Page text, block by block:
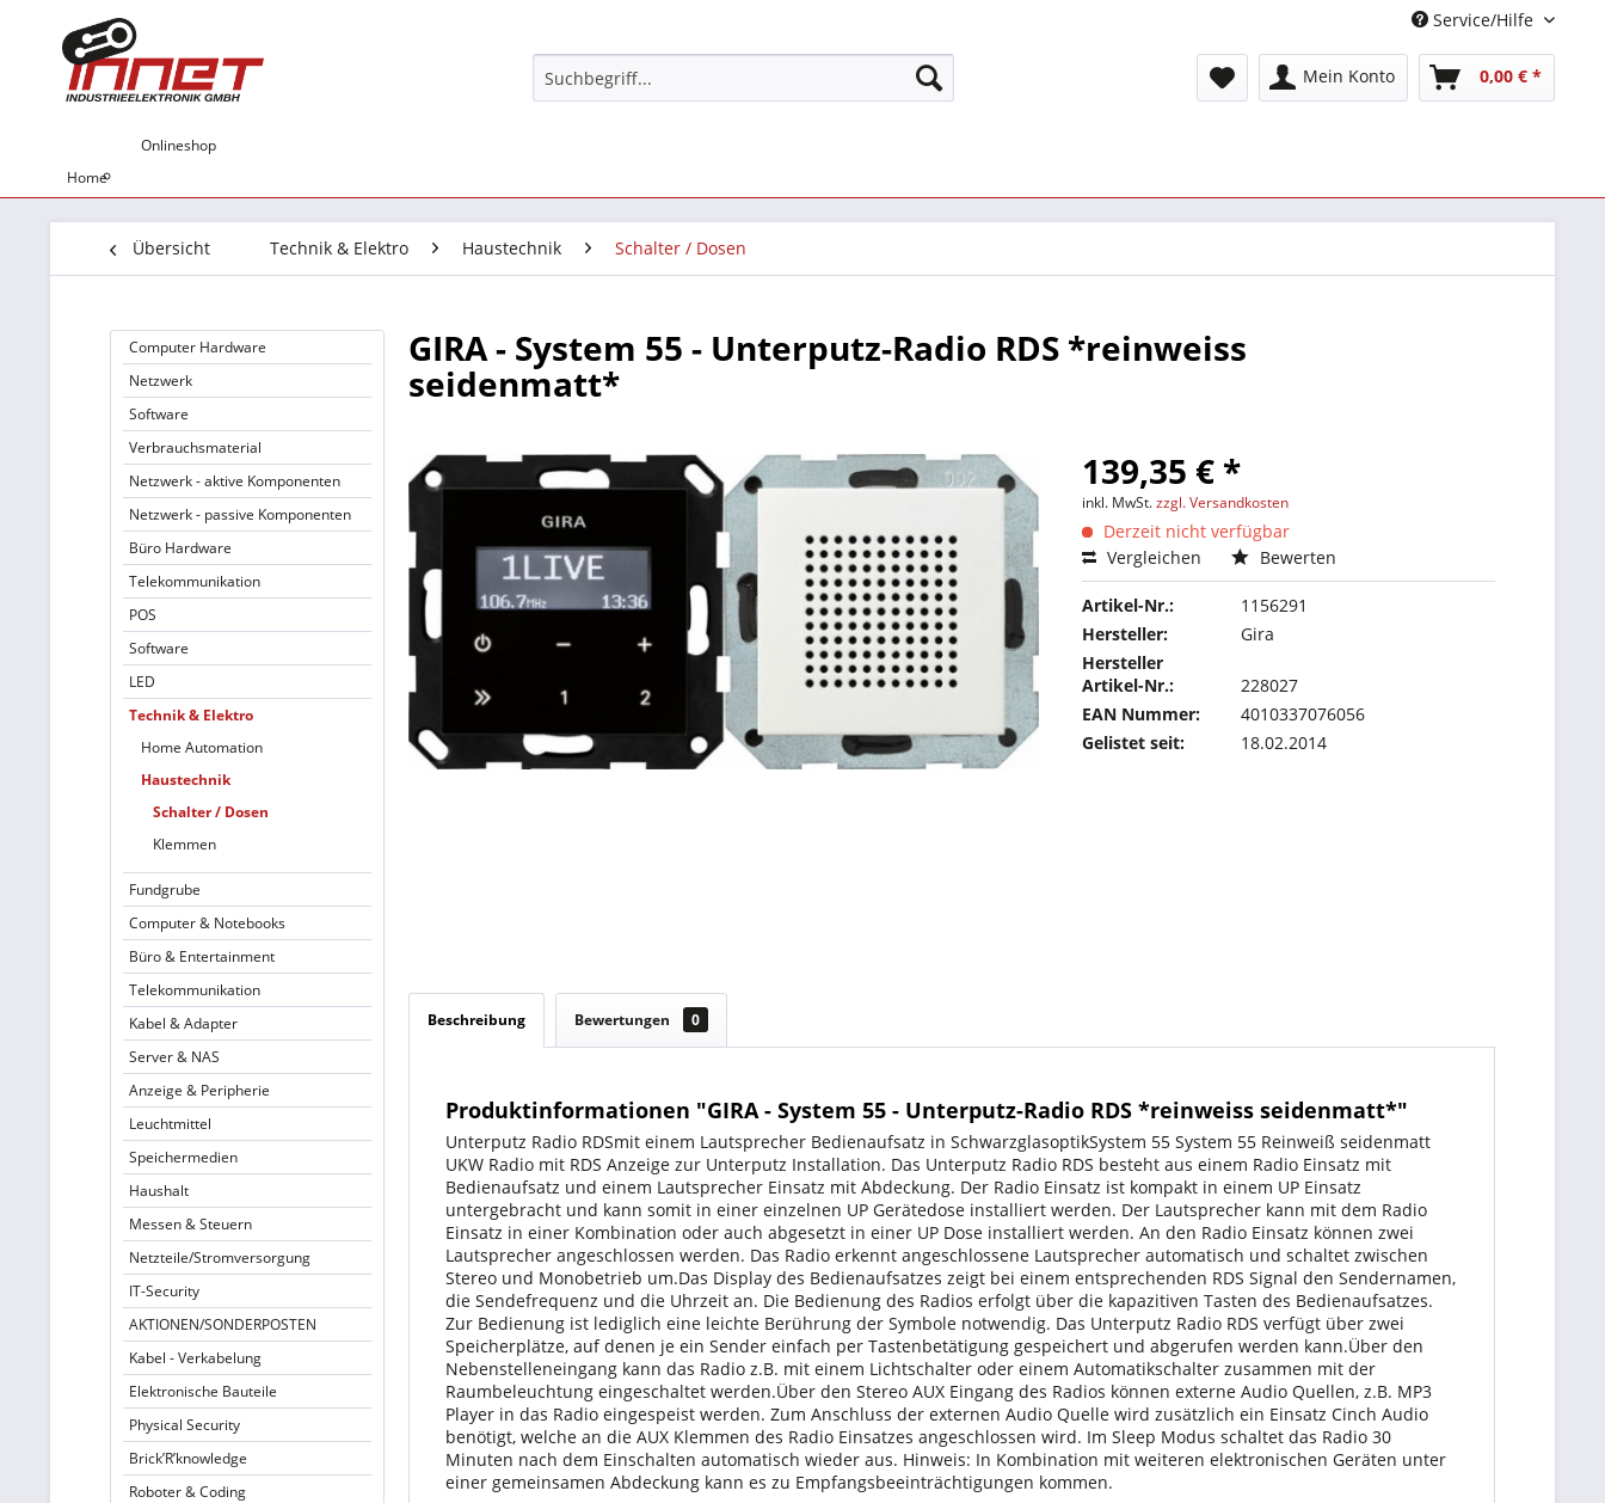
Service/Hilfe
Mein Konto 0,00 € *
Home
Onlineshop
Übersicht Technik & Elektro Haustechnik Schalter / Dosen
Computer Hardware
Netzwerk
Software
Verbrauchsmaterial
Netzwerk - aktive Komponenten
Netzwerk - passive Komponenten
Büro Hardware
Telekommunikation
POS
Software
LED
Technik & Elektro
Home Automation
Haustechnik
Schalter / Dosen
Klemmen
Fundgrube
Computer & Notebooks
Büro & Entertainment
Telekommunikation
Kabel & Adapter
Server & NAS
Anzeige & Peripherie
Leuchtmittel
Speichermedien
Haushalt
Messen & Steuern
Netzteile/Stromversorgung
IT-Security
AKTIONEN/SONDERPOSTEN
Kabel - Verkabelung
Elektronische Bauteile
Physical Security
Brick’R’knowledge
Roboter & Coding
GIRA - System 55 - Unterputz-Radio RDS *reinweiss
seidenmatt*
139,35 € *
inkl. MwSt.zzgl. Versandkosten
Derzeit nicht verfügbar
Vergleichen
Bewerten
Artikel-Nr.:
1156291
Hersteller:
Gira
Hersteller
Artikel-Nr.:
228027
EAN Nummer:
4010337076056
Gelistet seit:
18.02.2014
Beschreibung Bewertungen 0
Produktinformationen "GIRA - System 55 - Unterputz-Radio RDS *reinweiss seidenmatt*"
Unterputz Radio RDSmit einem Lautsprecher Bedienaufsatz in SchwarzglasoptikSystem 55 System 55 Reinweiß seidenmatt
UKW Radio mit RDS Anzeige zur Unterputz Installation. Das Unterputz Radio RDS besteht aus einem Radio Einsatz mit
Bedienaufsatz und einem Lautsprecher Einsatz mit Abdeckung. Der Radio Einsatz ist kompakt in einem UP Einsatz
untergebracht und kann somit in einer einzelnen UP Gerätedose installiert werden. Der Lautsprecher kann mit dem Radio
Einsatz in einer Kombination oder auch abgesetzt in einer UP Dose installiert werden. An den Radio Einsatz können zwei
Lautsprecher angeschlossen werden. Das Radio erkennt angeschlossene Lautsprecher automatisch und schaltet zwischen
Stereo und Monobetrieb um.Das Display des Bedienaufsatzes zeigt bei einem entsprechenden RDS Signal den Sendernamen,
die Sendefrequenz und die Uhrzeit an. Die Bedienung des Radios erfolgt über die kapazitiven Tasten des Bedienaufsatzes.
Zur Bedienung ist lediglich eine leichte Berührung der Symbole notwendig. Das Unterputz Radio RDS verfügt über zwei
Speicherplätze, auf denen je ein Sender einfach per Tastenbetätigung gespeichert und abgerufen werden kann.Über den
Nebenstelleneingang kann das Radio z.B. mit einem Lichtschalter oder einem Automatikschalter zusammen mit der
Raumbeleuchtung eingeschaltet werden.Über den Stereo AUX Eingang des Radios können externe Audio Quellen, z.B. MP3
Player in das Radio eingespeist werden. Zum Anschluss der externen Audio Quelle wird zusätzlich ein Einsatz Cinch Audio
benötigt, welche an die AUX Klemmen des Radio Einsatzes angeschlossen wird. Im Sleep Modus schaltet das Radio 30
Minuten nach dem Einschalten automatisch wieder aus. Hinweis: In Kombination mit weiteren elektronischen Geräten unter
einer gemeinsamen Abdeckung kann es zu Empfangsbeeinträchtigungen kommen.